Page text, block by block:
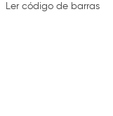
Ler código de barras